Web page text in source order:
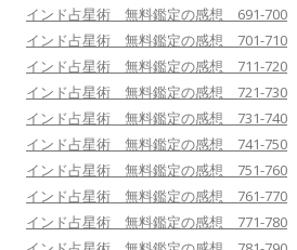
インド占星術 無料鑑定の感想 691-700
インド占星術 無料鑑定の感想 701-710
インド占星術 無料鑑定の感想 711-720
インド占星術 無料鑑定の感想 721-730
インド占星術 無料鑑定の感想 731-740
インド占星術 無料鑑定の感想 741-750
インド占星術 無料鑑定の感想 751-760
インド占星術 無料鑑定の感想 761-770
インド占星術 無料鑑定の感想 771-780